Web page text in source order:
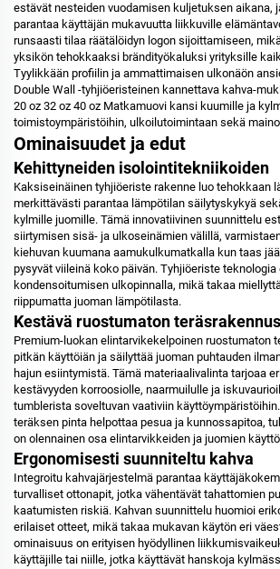
estävät nesteiden vuodamisen kuljetuksen aikana,
parantaa käyttäjän mukavuutta liikkuville
runsaasti tilaa räätälöidyn logon sijoittamiseen,
yksikön tehokkaaksi brändityökaluksi yrityksille
Tyylikkään profiilin ja ammattimaisen ulkonäön
Double Wall -tyhjiöeristeinen kannettava kahva-
20 oz 32 oz 40 oz Matkamuovi kansi kuumille ja
toimistoympäristöihin, ulkoilutoimintaan sekä
Ominaisuudet ja edut
Kehittyneiden isolointitekniikoiden
Kaksiseinäinen tyhjiöeriste rakenne luo tehokkaan
merkittävästi parantaa lämpötilan säilytyskykyä
kylmille juomille. Tämä innovatiivinen suunnittelu
siirtymisen sisä- ja ulkoseinämien välillä,
kiehuvan kuumana aamukulkumatkalla kun taas
pysyvät viileinä koko päivän. Tyhjiöeriste teknologia
kondensoitumisen ulkopinnalla, mikä takaa
riippumatta juoman lämpötilasta.
Kestävä ruostumaton teräsrakennus
Premium-luokan elintarvikekelpoinen ruostumaton
pitkän käyttöiän ja säilyttää juoman puhtauden
hajun esiintymistä. Tämä materiaalivalinta tarjoaa
kestävyyden korroosiolle, naarmuilulle ja
tumblerista soveltuvan vaativiin
teräksen pinta helpottaa pesua ja kunnossapitoa,
on olennainen osa elintarvikkeiden ja juomien
Ergonomisesti suunniteltu kahva
Integroitu kahvajärjestelmä parantaa
turvalliset ottonapit, jotka vähentävät tahattomien
kaatumisten riskiä. Kahvan suunnittelu huomioi
erilaiset otteet, mikä takaa mukavan käytön eri
ominaisuus on erityisen hyödyllinen
käyttäjille tai niille, jotka käyttävät hanskoja